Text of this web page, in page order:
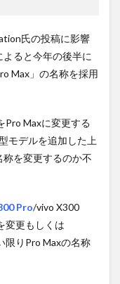
氏の投稿に影響
ると今年の後半に
Max」の名称を採用
Pro Maxに変更する
モデルを追加した上
を変更するのか不
Pro/vivo X300
変更もしくは
限りPro Maxの名称